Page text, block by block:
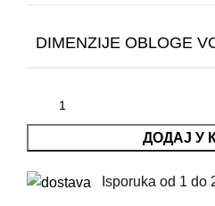
DIMENZIJE OBLOGE
ДОДАЈ У
Isporuka od 1 do